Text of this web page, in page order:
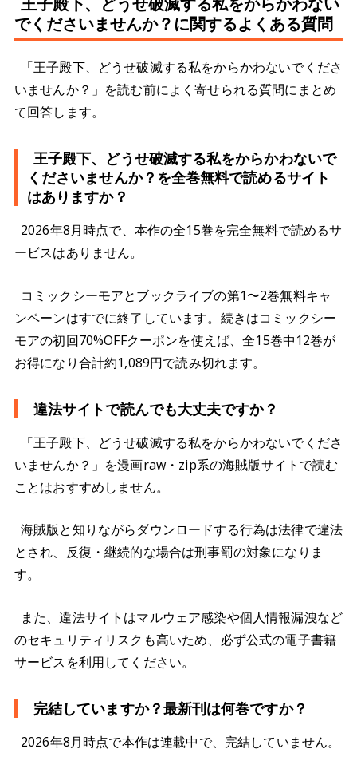
でくださいませんか？に関するよくある質問
「王子殿下、どうせ破滅する私をからかわないでくださ
いませんか？」を読む前によく寄せられる質問にまとめ
て回答します。
王子殿下、どうせ破滅する私をからかわないで
くださいませんか？を全巻無料で読めるサイト
はありますか？
2026年8月時点で、本作の全15巻を完全無料で読めるサ
ービスはありません。
コミックシーモアとブックライブの第1〜2巻無料キャ
ンペーンはすでに終了しています。続きはコミックシー
モアの初回70%OFFクーポンを使えば、全15巻中12巻が
お得になり合計約1,089円で読み切れます。
違法サイトで読んでも大丈夫ですか？
「王子殿下、どうせ破滅する私をからかわないでくださ
いませんか？」を漫画raw・zip系の海賊版サイトで読む
ことはおすすめしません。
海賊版と知りながらダウンロードする行為は法律で違法
とされ、反復・継続的な場合は刑事罰の対象になりま
す。
また、違法サイトはマルウェア感染や個人情報漏洩など
のセキュリティリスクも高いため、必ず公式の電子書籍
サービスを利用してください。
完結していますか？最新刊は何巻ですか？
2026年8月時点で本作は連載中で、完結していません。